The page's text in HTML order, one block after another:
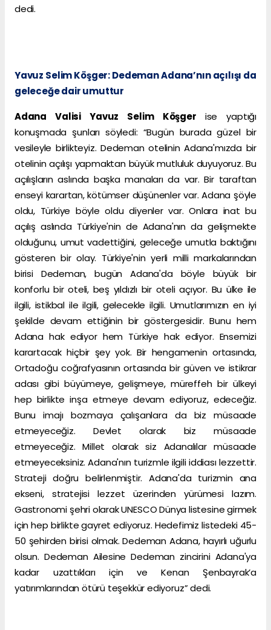
dedi.
Yavuz Selim Köşger: Dedeman Adana’nın açılışı da
geleceğe dair umuttur
Adana Valisi Yavuz Selim Köşger ise yaptığı
konuşmada şunları söyledi: “Bugün burada güzel bir
vesileyle birlikteyiz. Dedeman otelinin Adana'mızda bir
otelinin açılışı yapmaktan büyük mutluluk duyuyoruz. Bu
açılışların aslında başka manaları da var. Bir taraftan
enseyi karartan, kötümser düşünenler var. Adana şöyle
oldu, Türkiye böyle oldu diyenler var. Onlara inat bu
açılış aslında Türkiye'nin de Adana'nın da gelişmekte
olduğunu, umut vadettiğini, geleceğe umutla baktığını
gösteren bir olay. Türkiye'nin yerli milli markalarından
birisi Dedeman, bugün Adana'da böyle büyük bir
konforlu bir oteli, beş yıldızlı bir oteli açıyor. Bu ülke ile
ilgili, istikbal ile ilgili, gelecekle ilgili. Umutlarımızın en iyi
şekilde devam ettiğinin bir göstergesidir. Bunu hem
Adana hak ediyor hem Türkiye hak ediyor. Ensemizi
karartacak hiçbir şey yok. Bir hengamenin ortasında,
Ortadoğu coğrafyasının ortasında bir güven ve istikrar
adası gibi büyümeye, gelişmeye, müreffeh bir ülkeyi
hep birlikte inşa etmeye devam ediyoruz, edeceğiz.
Bunu imajı bozmaya çalışanlara da biz müsaade
etmeyeceğiz. Devlet olarak biz müsaade
etmeyeceğiz. Millet olarak siz Adanalılar müsaade
etmeyeceksiniz. Adana'nın turizmle ilgili iddiası lezzettir.
Strateji doğru belirlenmiştir. Adana'da turizmin ana
ekseni, stratejisi lezzet üzerinden yürümesi lazım.
Gastronomi şehri olarak UNESCO Dünya listesine girmek
için hep birlikte gayret ediyoruz. Hedefimiz listedeki 45-
50 şehirden birisi olmak. Dedeman Adana, hayırlı uğurlu
olsun. Dedeman Ailesine Dedeman zincirini Adana'ya
kadar uzattıkları için ve Kenan Şenbayrak’a
yatırımlarından ötürü teşekkür ediyoruz” dedi.